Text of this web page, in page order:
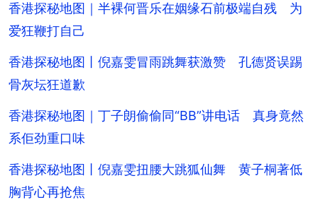
香港探秘地图｜半裸何晋乐在姻缘石前极端自残 为
爱狂鞭打自己
香港探秘地图丨倪嘉雯冒雨跳舞获激赞 孔德贤误踢
骨灰坛狂道歉
香港探秘地图｜丁子朗偷偷同“BB”讲电话 真身竟然
系佢劲重口味
香港探秘地图丨倪嘉雯扭腰大跳狐仙舞 黄子桐著低
胸背心再抢焦